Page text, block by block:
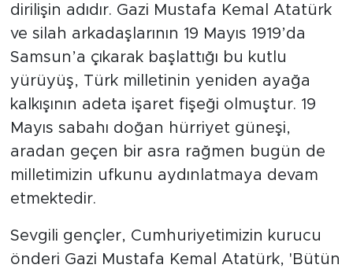
dirilişin adıdır. Gazi Mustafa Kemal Atatürk
ve silah arkadaşlarının 19 Mayıs 1919’da
Samsun’a çıkarak başlattığı bu kutlu
yürüyüş, Türk milletinin yeniden ayağa
kalkışının adeta işaret fişeği olmuştur. 19
Mayıs sabahı doğan hürriyet güneşi,
aradan geçen bir asra rağmen bugün de
milletimizin ufkunu aydınlatmaya devam
etmektedir.
Sevgili gençler, Cumhuriyetimizin kurucu
önderi Gazi Mustafa Kemal Atatürk, 'Bütün